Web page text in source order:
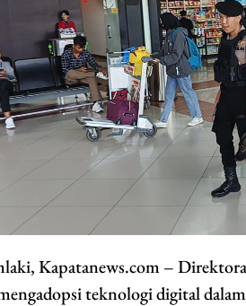
Kapatanews.com –
teknologi digital